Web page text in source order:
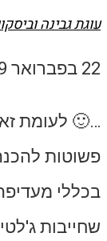
עוגת גבינה
22 בפברואר 2019
…🙂 לעומת
פשוטות
בכללי
שחייבות